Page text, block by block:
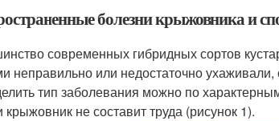
болезни крыжовника и
современных гибридных сортов
неправильно или недостаточно
тип заболевания можно по
крыжовник не составит труда (рисунок 1).